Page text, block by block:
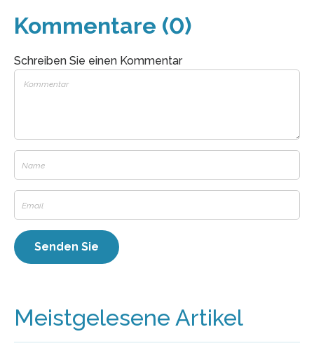
Kommentare (0)
Schreiben Sie einen Kommentar
Meistgelesene Artikel